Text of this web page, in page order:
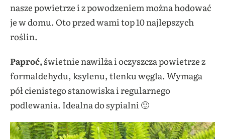
nasze powietrze i z powodzeniem można hodować
je w domu. Oto przed wami top 10 najlepszych
roślin.
Paproć,świetnie nawilża i oczyszcza powietrze z
formaldehydu, ksylenu, tlenku węgla. Wymaga
pół cienistego stanowiska i regularnego
podlewania. Idealna do sypialni 🙂